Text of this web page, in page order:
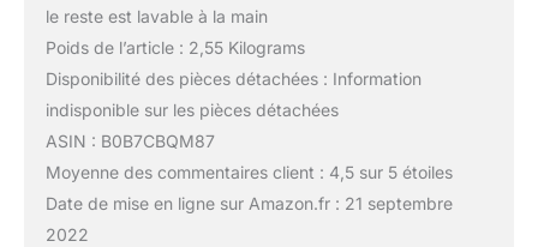
le reste est lavable à la main
Poids de l’article : 2,55 Kilograms
Disponibilité des pièces détachées : Information
indisponible sur les pièces détachées
ASIN : B0B7CBQM87
Moyenne des commentaires client : 4,5 sur 5 étoiles
Date de mise en ligne sur Amazon.fr : 21 septembre
2022